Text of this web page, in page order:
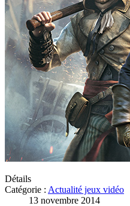
Détails
Catégorie : Actualité jeux vidéo
13 novembre 2014